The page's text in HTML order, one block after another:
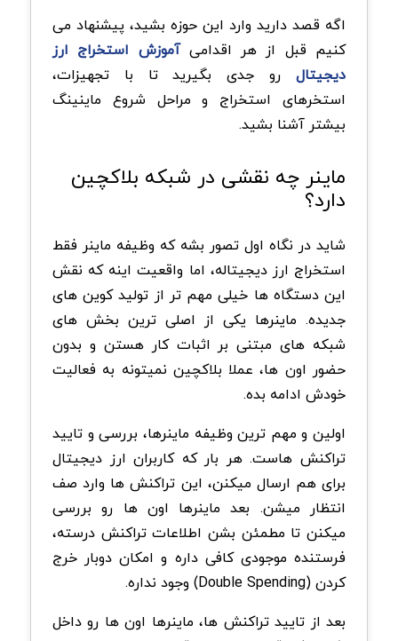
اگه قصد دارید وارد این حوزه بشید، پیشنهاد می
کنیم قبل از هر اقدامیآموزش استخراج ارز
دیجیتال رو جدی بگیرید تا با تجهیزات،
استخرهای استخراج و مراحل شروع ماینینگ
بیشتر آشنا بشید.
ماینر چه نقشی در شبکه بلاکچین
دارد؟
شاید در نگاه اول تصور بشه که وظیفه ماینر فقط
استخراج ارز دیجیتاله، اما واقعیت اینه که نقش
این دستگاه ها خیلی مهم تر از تولید کوین های
جدیده. ماینرها یکی از اصلی ترین بخش های
شبکه های مبتنی بر اثبات کار هستن و بدون
حضور اون ها، عملا بلاکچین نمیتونه به فعالیت
خودش ادامه بده.
اولین و مهم ترین وظیفه ماینرها، بررسی و تایید
تراکنش هاست. هر بار که کاربران ارز دیجیتال
برای هم ارسال میکنن، این تراکنش ها وارد صف
انتظار میشن. بعد ماینرها اون ها رو بررسی
میکنن تا مطمئن بشن اطلاعات تراکنش درسته،
فرستنده موجودی کافی داره و امکان دوبار خرج
کردن(Double Spending) وجود نداره.
بعد از تایید تراکنش ها، ماینرها اون ها رو داخل